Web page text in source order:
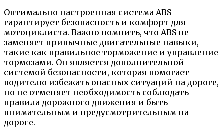
Оптимально настроенная система ABS
гарантирует безопасность и комфорт для
мотоциклиста. Важно помнить, что ABS не
заменяет привычные двигательные навыки,
такие как правильное торможение и управление
тормозами. Он является дополнительной
системой безопасности, которая помогает
водителю избежать опасных ситуаций на дороге,
но не отменяет необходимость соблюдать
правила дорожного движения и быть
внимательным и предусмотрительным на
дороге.